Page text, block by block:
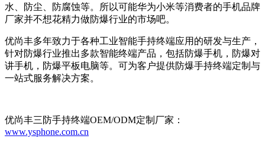
水、防尘、防腐蚀等。所以可能华为小米等消费者的手机品牌
厂家并不想花精力做防爆行业的市场吧。
优尚丰多年致力于各种工业智能手持终端应用的研发与生产，
针对防爆行业推出多款智能终端产品，包括防爆手机，防爆对
讲手机，防爆平板电脑等。可为客户提供防爆手持终端定制与
一站式服务解决方案。
优尚丰三防手持终端OEM/ODM定制厂家：
www.ysphone.com.cn